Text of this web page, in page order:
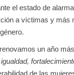
el estado de
a víctimas y más
un año
igualdad,
de las